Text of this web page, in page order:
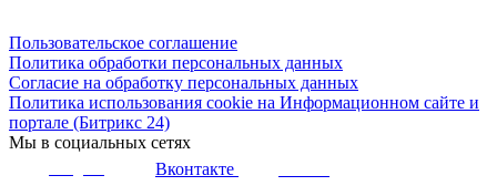
Пользовательское соглашение
Политика обработки персональных данных
Согласие на обработку персональных данных
Политика использования cookie на Информационном сайте и
портале (Битрикс 24)
Мы в социальных сетях
Вконтакте